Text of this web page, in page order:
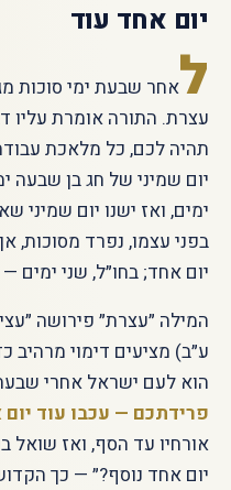
יום אחד עוד
לאחר שבעת ימי סוכות
עצרת. התורה אומרת עליו
תהיה לכם, כל מלאכת
יום שמיני של חג בן שבעה
ימים, ואז ישנו יום שמיני
בפני עצמו, נפרד מסוכות,
יום אחד; בחו״ל, שני ימים
המילה ״עצרת״ פירושה
ע״ב) מציעים דימוי מרהיב
הוא לעם ישראל אחרי
פרידתכם — עכבו עוד
אורחיו עד הסף, ואז שואל
יום אחד נוסף?״ — כך